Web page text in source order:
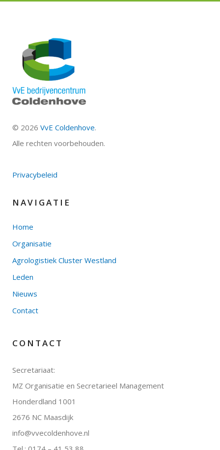
© 2026 VvE Coldenhove.
Alle rechten voorbehouden.
Privacybeleid
NAVIGATIE
Home
Organisatie
Agrologistiek Cluster Westland
Leden
Nieuws
Contact
CONTACT
Secretariaat:
MZ Organisatie en Secretarieel Management
Honderdland 1001
2676 NC Maasdijk
info@vvecoldenhove.nl